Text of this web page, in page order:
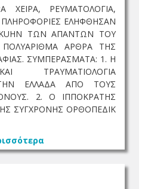
ΧΕΙΡΑ, ΡΕΥΜΑΤΟΛΟΓΙΑ,
ΠΛΗΡΟΦΟΡΙΕΣ ΕΛΗΦΘΗΣΑΝ
ΤΩΝ ΑΠΑΝΤΩΝ ΤΟΥ
ΑΡΘΡΑ ΤΗΣ
ΣΥΜΠΕΡΑΣΜΑΤΑ: 1. Η
ΤΡΑΥΜΑΤΙΟΛΟΓΙΑ
ΕΛΛΑΔΑ ΑΠΟ ΤΟΥΣ
2. Ο ΙΠΠΟΚΡΑΤΗΣ
ΣΥΓΧΡΟΝΗΣ ΟΡΘΟΠΕΔΙΚ